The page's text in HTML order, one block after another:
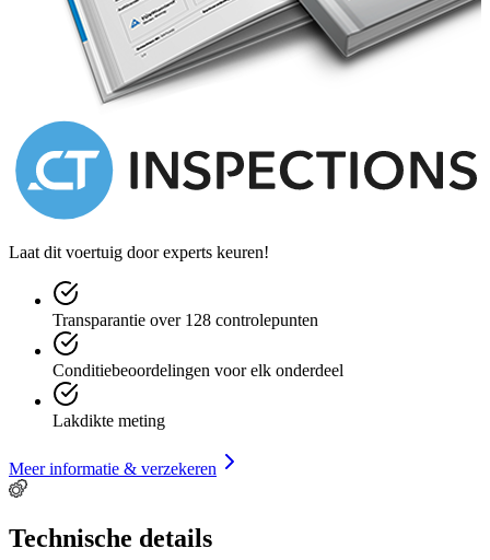
Laat dit voertuig door experts keuren!
Transparantie over 128 controlepunten
Conditiebeoordelingen voor elk onderdeel
Lakdikte meting
Meer informatie & verzekeren
Technische details